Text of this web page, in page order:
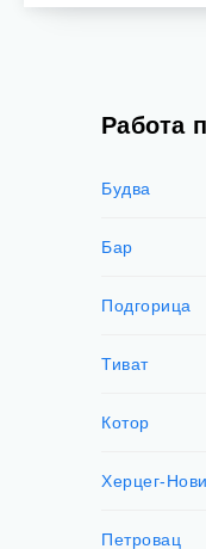
Работа
Будва
Бар
Подгорица
Тиват
Котор
Херцег-Нови
Петровац